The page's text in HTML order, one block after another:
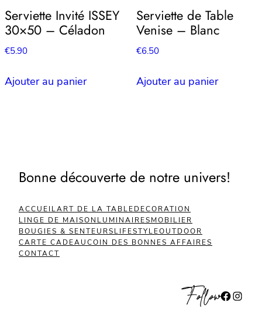
Serviette Invité ISSEY
30×50 – Céladon
€5.90
Ajouter au panier
Serviette de Table
Venise – Blanc
€6.50
Ajouter au panier
Bonne découverte de notre univers!
ACCUEILART DE LA TABLEDECORATION
LINGE DE MAISON LUMINAIRESMOBILIER
BOUGIES & SENTEURSLIFESTYLEOUTDOOR
CARTE CADEAUCOIN DES BONNES AFFAIRES
CONTACT
FollowFacebook Instagram